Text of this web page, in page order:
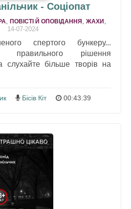
- Соціопат
ПОВІСТІ Й ОПОВІДАННЯ ЖАХИ
14-07-2024
спертого бункеру...
правильного рішення
слухайте більше творів на
Бісів Кіт 00:43:39